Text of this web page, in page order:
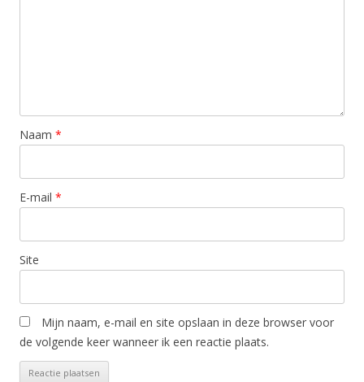
Naam *
E-mail *
Site
Mijn naam, e-mail en site opslaan in deze browser voor
de volgende keer wanneer ik een reactie plaats.